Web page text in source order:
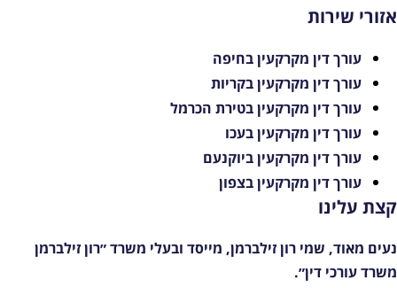
שירות
עורך דין מקרקעין בחיפה
עורך דין מקרקעין בקריות
עורך דין מקרקעין בטירת הכרמל
עורך דין מקרקעין בעכו
עורך דין מקרקעין ביוקנעם
עורך דין מקרקעין בצפון
עלינו
מאוד, שמי רון זילברמן, מייסד ובעלי משרד ״רון זילברמן
עורכי דין״.